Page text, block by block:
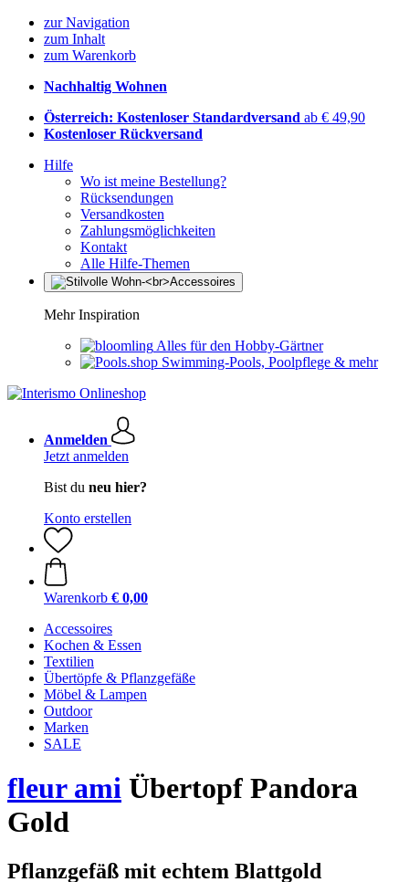
zur Navigation
zum Inhalt
zum Warenkorb
Nachhaltig Wohnen
Österreich: Kostenloser Standardversand ab € 49,90
Kostenloser Rückversand
Hilfe
Wo ist meine Bestellung?
Rücksendungen
Versandkosten
Zahlungsmöglichkeiten
Kontakt
Alle Hilfe-Themen
Mehr Inspiration
Alles für den Hobby-Gärtner
Swimming-Pools, Poolpflege & mehr
Anmelden
Jetzt anmelden
Bist du neu hier?
Konto erstellen
Warenkorb € 0,00
Accessoires
Kochen & Essen
Textilien
Übertöpfe & Pflanzgefäße
Möbel & Lampen
Outdoor
Marken
SALE
fleur ami Übertopf Pandora
Gold
Pflanzgefäß mit echtem Blattgold